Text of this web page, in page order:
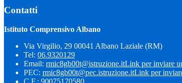
Contatti
Istituto Comprensivo Albano
Via Virgilio, 29 00041 Albano Laziale (RM)
Tel: 06.9320129
Email: rmic8gb00t@istruzione.itLink per inviare
PEC: rmic8gb00t@pec.istruzione.itLink per
C.F.: 90075170580